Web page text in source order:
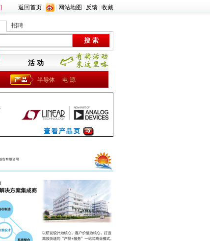
返回首页 网站地图 反馈 收藏
招聘
活 动
半导体 电 源